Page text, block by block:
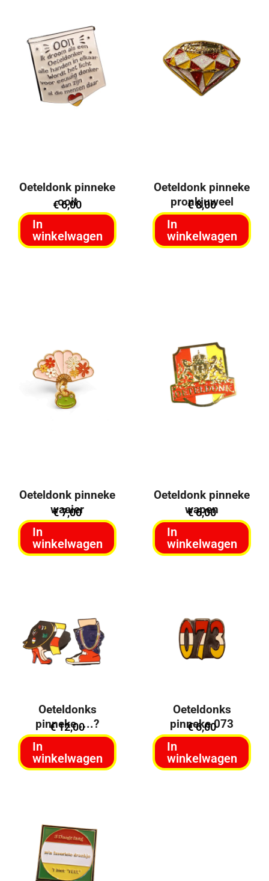
Oeteldonk pinneke
ooit
€6,00
In
winkelwagen
Oeteldonk pinneke
pronkjuweel
€8,00
In
winkelwagen
Oeteldonk pinneke
waaier
€7,00
In
winkelwagen
Oeteldonk pinneke
wapen
€6,00
In
winkelwagen
Oeteldonks
pinneke ....?
€12,00
In
winkelwagen
Oeteldonks
pinneke 073
€6,00
In
winkelwagen